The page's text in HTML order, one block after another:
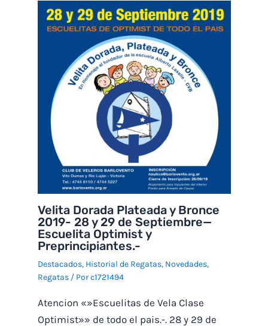
Velita Dorada Plateada y Bronce
2019- 28 y 29 de Septiembre—
Escuelita Optimist y
Preprincipiantes.-
Destacados, Historial de Regatas, Novedades,
Regatas/ Porc1721494
Atencion «»Escuelitas de Vela Clase
Optimist»» de todo el pais.-. 28 y 29 de